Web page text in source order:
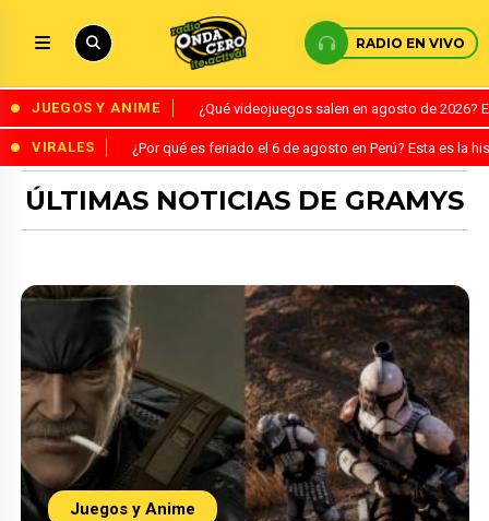
RADIO EN VIVO
JUEGOS Y ANIME ¿Qué videojuegos salen en agosto de
VIRALES ¿Por qué es feriado el 6 de agosto en Perú? Esta es la
ÚLTIMAS NOTICIAS DE GRAMYS
Juegos y Anime